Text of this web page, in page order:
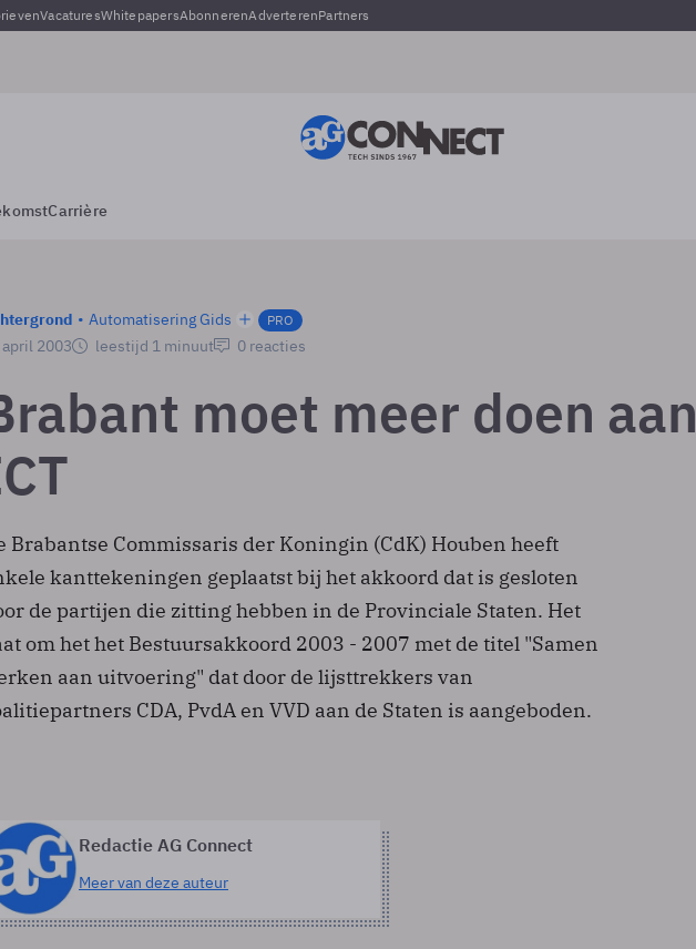
VacaturesWhitepapersAbonnerenAdverterenPartners
Carrière
Automatisering Gids PRO
april 2003 leestijd 1 minuut 0 reacties
moet meer doen aan
Brabantse Commissaris der Koningin (CdK) Houben heeft
kanttekeningen geplaatst bij het akkoord dat is gesloten
de partijen die zitting hebben in de Provinciale Staten. Het
om het het Bestuursakkoord 2003 - 2007 met de titel "Samen
aan uitvoering" dat door de lijsttrekkers van
CDA, PvdA en VVD aan de Staten is aangeboden.
Redactie AG Connect
Meer van deze auteur